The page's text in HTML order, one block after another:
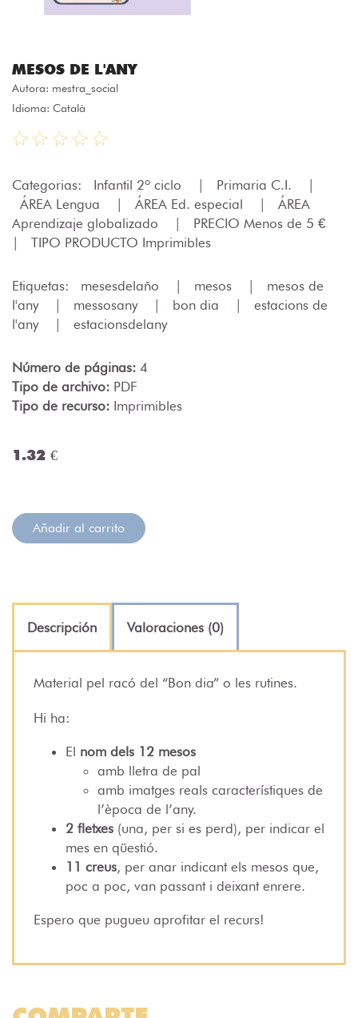
MESOS DE L'ANY
Autora: mestra_social
Idioma: Català
Categorias: Infantil 2º ciclo | Primaria C.I.
|
ÁREA Lengua
| ÁREA Ed. especial |
ÁREA
Aprendizaje globalizado
|
PRECIO Menos de 5 €
|
TIPO PRODUCTO Imprimibles
Etiquetas: mesesdelaño | mesos |
mesos de
l'any
| messosany | bon dia |
estacions de
l'any
| estacionsdelany
Número de páginas: 4
Tipo de archivo: PDF
Tipo de recurso: Imprimibles
1.32 €
Añadir al carrito
Descripción Valoraciones (0)
Material pel racó del “Bon dia” o les rutines.
Hi ha:
El nom dels 12 mesos
amb lletra de pal
amb imatges reals característiques de
l’època de l’any.
2 fletxes (una, per si es perd), per indicar el
mes en qüestió.
11 creus, per anar indicant els mesos que,
poc a poc, van passant i deixant enrere.
Espero que pugueu aprofitar el recurs!